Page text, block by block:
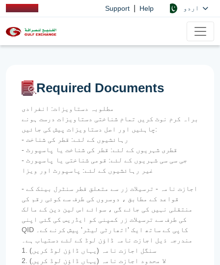
Support Help
Required Documents
مطلوبہ دستاویزات: انفرادی
براہ کرم نوٹ کریں تمام شناختی دستاویزات درست ہونے
چاہئیں اور اصل دستاویزات پیش کی جائیں:
- رہائشیوں کے لئے: قطر کی شناخت
- قطری شہریوں کے لئے: قطر کی شناخت یا پاسپورٹ
- جی سی سی شہریوں کے لئے: قومی شناختی یا پاسپورٹ
غیر رہائشیوں کے لئے: پاسپورٹ اور ویزا
- اجازت نامہ - ترسیلات زر سے متعلق قطر سنٹرل بینک کے
قواعد کے مطابق ، دوسروں کی طرف سے کوئی رقم کی
منتقلی نہیں کی جائے گی ، سوائے اس لین دین کے مالک
کی طرف سے ترسیلات زر کمپنی کو ایڈریس کی گئی اپنی
QID کاپی کے ساتھ ایک 'اتھارٹی لیٹر' پیش کرنے کے۔
مندرجہ ذیل اجازت نامہ ڈاؤن لوڈ کے لئے دستیاب ہے۔
1. سنگل اجازت نامہ (یہاں ڈاؤن لوڈ کریں)
2. لا محدود اجازت نامہ (یہاں ڈاؤن لوڈ کریں)